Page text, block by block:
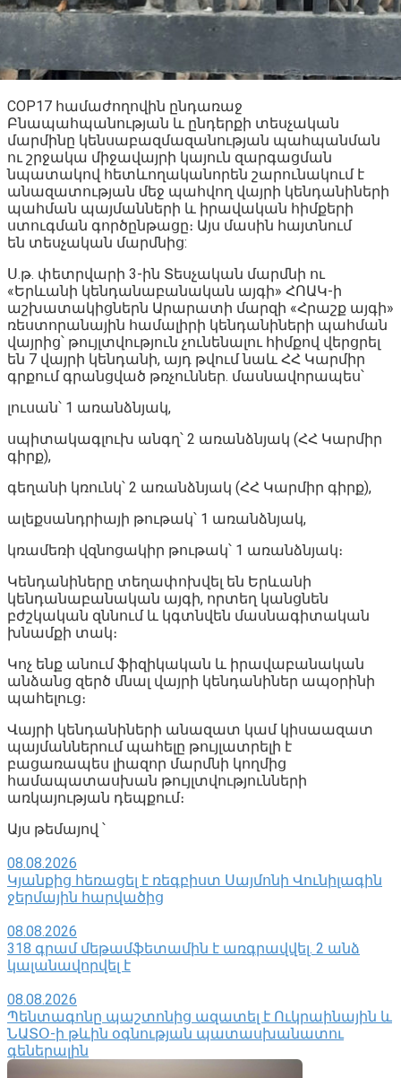
COP17 համաժողովին ընդառաջ
Բնապահպանության և ընդերքի տեսչական
մարմինը կենսաբազմազանության պահպանման
ու շրջակա միջավայրի կայուն զարգացման
նպատակով հետևողականորեն շարունակում է
անազատության մեջ պահվող վայրի կենդանիների
պահման պայմանների և իրավական հիմքերի
ստուգման գործընթացը։ Այս մասին հայտնում
են տեսչական մարմնից:
Ս.թ. փետրվարի 3-ին Տեսչական մարմնի ու
«Երևանի կենդանաբանական այգի» ՀՈԱԿ-ի
աշխատակիցներն Արարատի մարզի «Հրաշք այգի»
ռեստորանային համալիրի կենդանիների պահման
վայրից՝ թույլտվություն չունենալու հիմքով վերցրել
են 7 վայրի կենդանի, այդ թվում նաև ՀՀ Կարմիր
գրքում գրանցված թռչուններ․ մասնավորապես՝
լուսան՝ 1 առանձնյակ,
սպիտակագլուխ անգղ՝ 2 առանձնյակ (ՀՀ Կարմիր
գիրք),
գեղանի կռունկ՝ 2 առանձնյակ (ՀՀ Կարմիր գիրք),
ալեքսանդրիայի թութակ՝ 1 առանձնյակ,
կռամեռի վզնոցակիր թութակ՝ 1 առանձնյակ։
Կենդանիները տեղափոխվել են Երևանի
կենդանաբանական այգի, որտեղ կանցնեն
բժշկական զննում և կգտնվեն մասնագիտական
խնամքի տակ։
Կոչ ենք անում ֆիզիկական և իրավաբանական
անձանց զերծ մնալ վայրի կենդանիներ ապօրինի
պահելուց։
Վայրի կենդանիների անազատ կամ կիսաազատ
պայմաններում պահելը թույլատրելի է
բացառապես լիազոր մարմնի կողմից
համապատասխան թույլտվությունների
առկայության դեպքում։
Այս թեմայով ՝
08.08.2026
Կյանքից հեռացել է ռեգբիստ Սայմոնի Վունիլագին
ջերմային հարվածից
08.08.2026
318 գրամ մեթամֆետամին է առգրավվել․ 2 անձ
կալանավորվել է
08.08.2026
Պենտագոնը պաշտոնից ազատել է Ուկրաինային և
ՆԱՏՕ-ի թևին օգնության պատասխանատու
գեներալին